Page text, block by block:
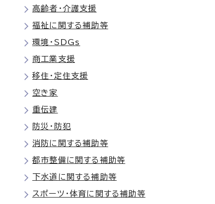
高齢者・介護支援
福祉に関する補助等
環境・SDGs
商工業支援
移住・定住支援
空き家
重伝建
防災・防犯
消防に関する補助等
都市整備に関する補助等
下水道に関する補助等
スポーツ・体育に関する補助等